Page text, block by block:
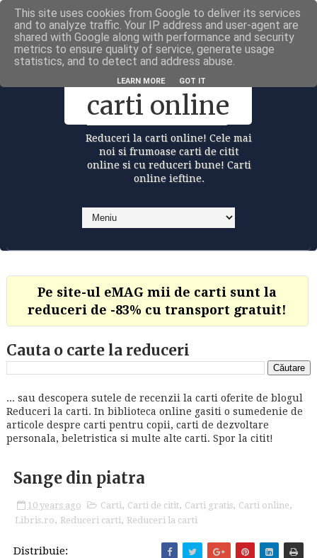
Carti la reduceri @Facebook
Reduceri la
carti online
Reduceri la carti online! Cele mai
noi si frumoase carti de citit
online si cu reduceri bune! Carti
online ieftine.
Pe site-ul eMAG mii de carti sunt la
reduceri de -83% cu transport gratuit!
Cauta o carte la reduceri
... sau descopera sutele de recenzii la carti oferite de blogul
Reduceri la carti. In biblioteca online gasiti o sumedenie de
articole despre carti pentru copii, carti de dezvoltare
personala, beletristica si multe alte carti. Spor la citit!
Sange din piatra
10 years ago Carti, Carti de citit, Carti gratis, Carti online,
Libris.ro, Reduceri carti, Reduceri la carti
Distribuie:
This site uses cookies from Google to deliver its services
and to analyze traffic. Your IP address and user-agent are
shared with Google along with performance and security
metrics to ensure quality of service, generate usage
statistics, and to detect and address abuse.
LEARN MORE GOT IT